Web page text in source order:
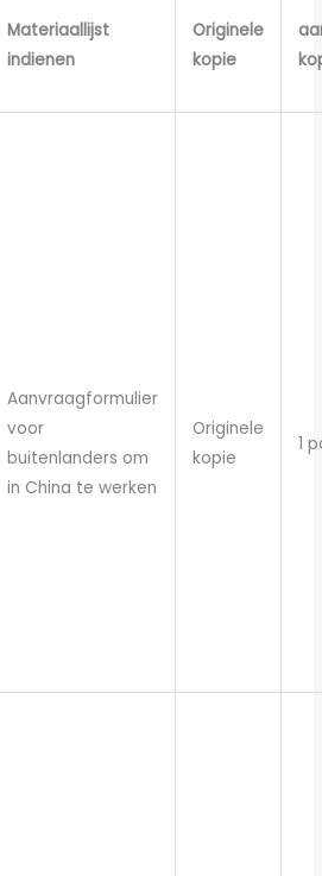
Materiaallijst
indienen
Originele
kopie
Aanvraagformulier
voor
buitenlanders om
in China te werken
Originele
kopie
1